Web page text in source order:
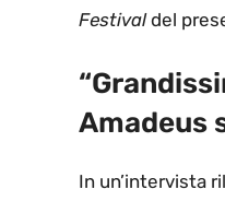
Festivaldel
Amadeus
In un’intervista